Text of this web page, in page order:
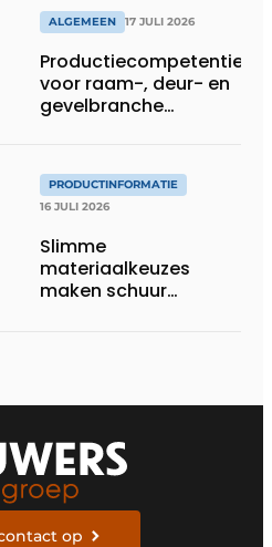
ALGEMEEN 17 JULI 2026
Productiecompetentie
voor raam-, deur- en
gevelbranche
PRODUCTINFORMATIE
16 JULI 2026
Slimme
materiaalkeuzes
maken schuur
op